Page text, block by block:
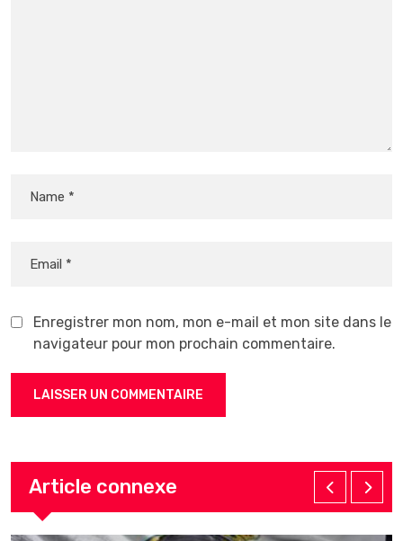
Enregistrer mon nom, mon e-mail et mon site dans le
navigateur pour mon prochain commentaire.
Article connexe